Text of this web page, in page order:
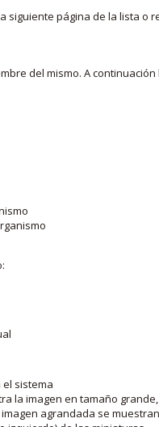
siguiente página de la lista o
del mismo. A
sistema
la imagen en tamaño
agrandada se